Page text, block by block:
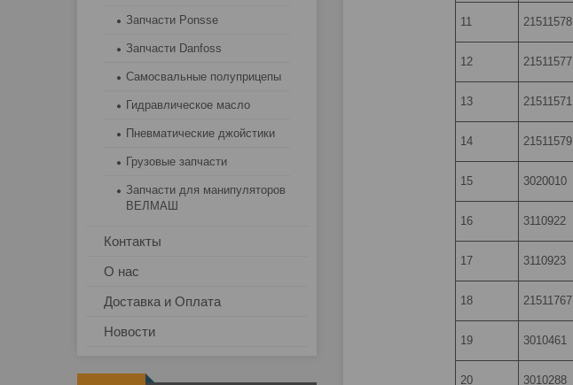
11 21511578
12 21511577
13 21511571
14 21511579
15 3020010
16 3110922
17 3110923
18 21511767
19 3010461
20 3010288
Запчасти Ponsse
Запчасти Danfoss
Самосвальные полуприцепы
Гидравлическое масло
Пневматические джойстики
Грузовые запчасти
Запчасти для манипуляторов
ВЕЛМАШ
Контакты
О нас
Доставка и Оплата
Новости